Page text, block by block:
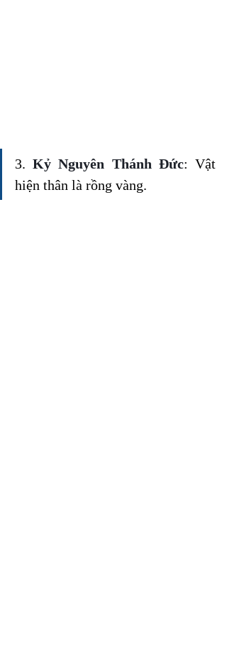
3. Kỷ Nguyên Thánh Đức: Vật
hiện thân là rồng vàng.